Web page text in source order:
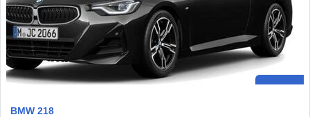
BMW 218